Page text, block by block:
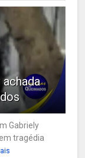
Gabriely
tragédia